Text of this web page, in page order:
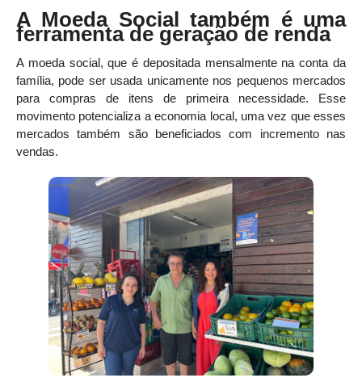
A Moeda Social também é uma
ferramenta de geração de renda
A moeda social, que é depositada mensalmente na conta da
família, pode ser usada unicamente nos pequenos mercados
para compras de itens de primeira necessidade. Esse
movimento potencializa a economia local, uma vez que esses
mercados também são beneficiados com incremento nas
vendas.